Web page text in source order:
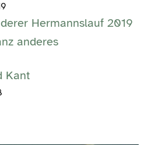
Hermannslauf 2019
anderes
Kant